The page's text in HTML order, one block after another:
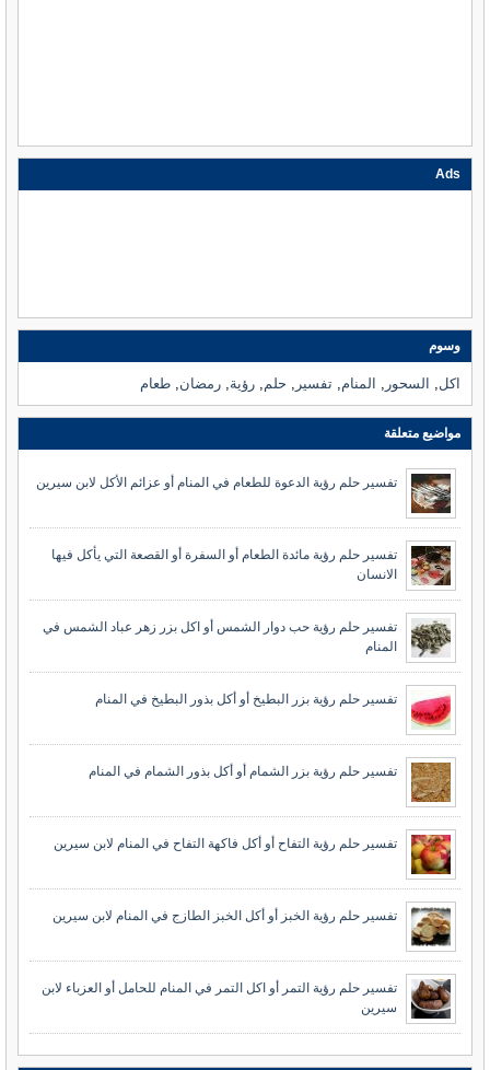
Ads
وسوم
اكل السحور المنام ,تفسير حلم ,رؤية ,رمضان ,طعام
مواضيع متعلقة
تفسير حلم رؤية الدعوة للطعام في المنام أو عزائم الأكل لابن سيرين
تفسير حلم رؤية مائدة الطعام أو السفرة أو القصعة التي يأكل فيها
الانسان
تفسير حلم رؤية حب دوار الشمس أو اكل بزر زهر عباد الشمس في
المنام
تفسير حلم رؤية بزر البطيخ أو أكل بذور البطيخ في المنام
تفسير حلم رؤية بزر الشمام أو أكل بذور الشمام في المنام
تفسير حلم رؤية التفاح أو أكل فاكهة التفاح في المنام لابن سيرين
تفسير حلم رؤية الخبز أو أكل الخبز الطازج في المنام لابن سيرين
تفسير حلم رؤية التمر أو اكل التمر في المنام للحامل أو العزباء لابن
سيرين